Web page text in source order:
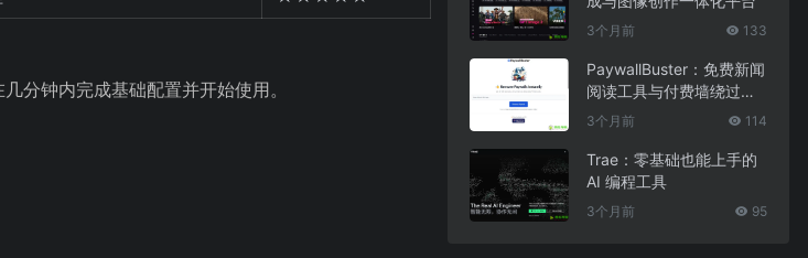
分钟内完成基础配置并开始使用。
3个月前 133
PaywallBuster：免费新闻
阅读工具与付费墙绕过助
手
3个月前 114
Trae：零基础也能上手的
AI 编程工具
3个月前 95